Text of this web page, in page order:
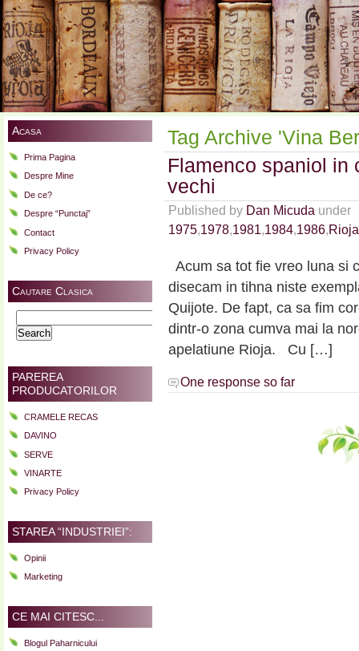
Acasa
Prima Pagina
Despre Mine
De ce?
Despre “Punctaj”
Contact
Privacy Policy
Cautare Clasica
for:
PAREREA
PRODUCATORILOR
CRAMELE RECAS
DAVINO
SERVE
VINARTE
Privacy Policy
STAREA “INDUSTRIEI”:
Opinii
Marketing
CE MAI CITESC...
Blogul Paharnicului
Tag Archive 'Vina
Flamenco spaniol
vechi
Published by Dan Micuda under
1975,1978,1981,1984,1986,Rioja
Acum sa tot fie vreo luna si
disecam in tihna niste
Quijote. De fapt, ca sa fim
dintr-o zona cumva mai la
apelatiune Rioja. Cu […]
One response so far